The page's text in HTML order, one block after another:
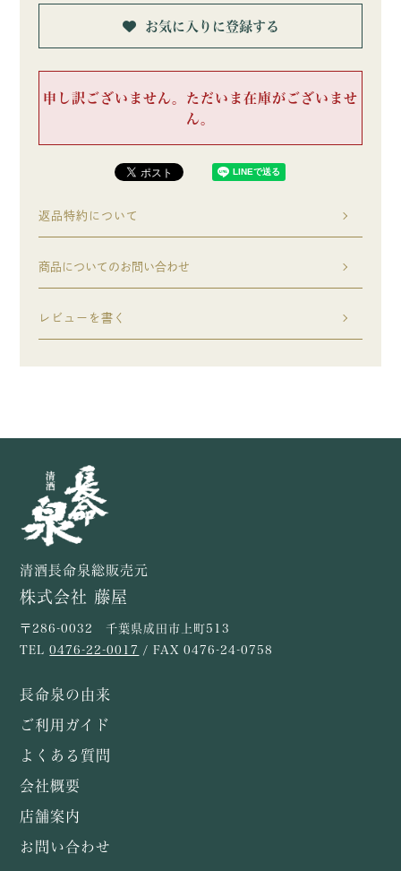
お気に入りに登録する
申し訳ございません。ただいま在庫がございませ
ん。
返品特約について
商品についてのお問い合わせ
レビューを書く
清酒長命泉総販売元
株式会社 藤屋
〒286-0032 千葉県成田市上町513
TEL0476-22-0017 / FAX 0476-24-0758
長命泉の由来
ご利用ガイド
よくある質問
会社概要
店舗案内
お問い合わせ